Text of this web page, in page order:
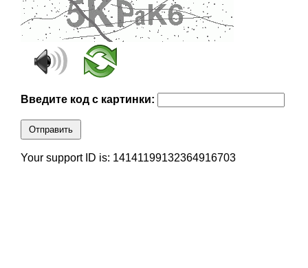
Введите код с картинки:
Отправить
Your support ID is: 14141199132364916703